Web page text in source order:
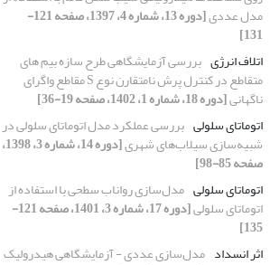
مدل عددی [دوره 13، شماره 4، 1397، صفحه 121-
131]
اتلاف انرژی بررسی آزمایشگاهی طرح سازه بیم های
متقاطع در کنترل پرش نامتقارن نوع S مقاطع واگرای
ناگهانی[دوره 18، شماره 1، 1402، صفحه 19-36]
اتوماتای سلولی بررسی عملکرد مدل اتوماتای سلولی در
شبیه‌سازی سیلاب‌های شهری [دوره 14، شماره 3، 1398،
صفحه 85-98]
اتوماتای سلولی مدل‌سازی رواناب سطحی با استفاده از
اتوماتای سلولی [دوره 17، شماره 3، 1401، صفحه 121-
135]
اثر انسداد مدل‌سازی عددی - آزمایشگاهی هیدرولیک